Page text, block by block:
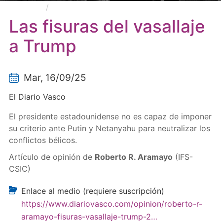
Las fisuras del vasallaje
a Trump
Mar, 16/09/25
El Diario Vasco
El presidente estadounidense no es capaz de imponer
su criterio ante Putin y Netanyahu para neutralizar los
conflictos bélicos.
Artículo de opinión de Roberto R. Aramayo (IFS-
CSIC)
Enlace al medio (requiere suscripción)
https://www.diariovasco.com/opinion/roberto-r-
aramayo-fisuras-vasallaje-trump-2…